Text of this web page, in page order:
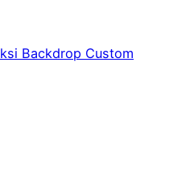
Backdrop Custom